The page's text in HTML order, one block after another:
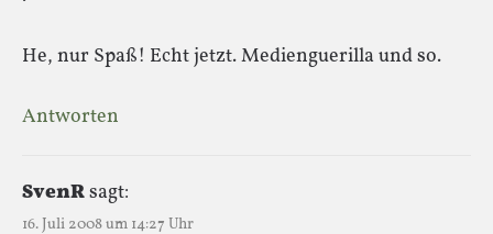
He, nur Spaß! Echt jetzt. Medienguerilla und so.
Antworten
SvenRsagt:
16. Juli 2008 um 14:27 Uhr